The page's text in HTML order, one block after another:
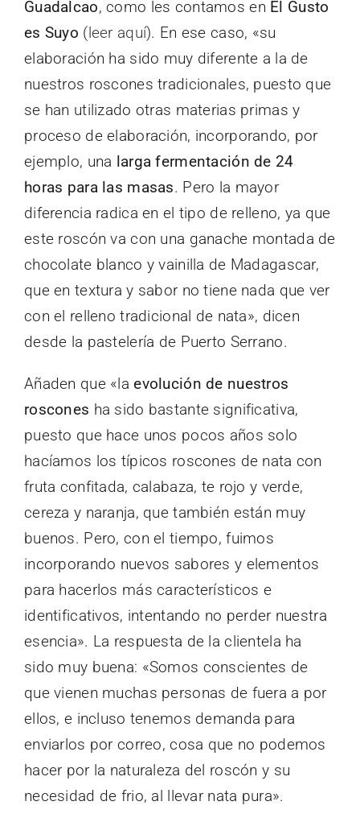
Guadalcao, como les contamos en El Gusto
es Suyo (leer aquí). En ese caso, «su
elaboración ha sido muy diferente a la de
nuestros roscones tradicionales, puesto que
se han utilizado otras materias primas y
proceso de elaboración, incorporando, por
ejemplo, una larga fermentación de 24
horas para las masas. Pero la mayor
diferencia radica en el tipo de relleno, ya que
este roscón va con una ganache montada de
chocolate blanco y vainilla de Madagascar,
que en textura y sabor no tiene nada que ver
con el relleno tradicional de nata», dicen
desde la pastelería de Puerto Serrano.
Añaden que «laevolución de nuestros
roscones ha sido bastante significativa,
puesto que hace unos pocos años solo
hacíamos los típicos roscones de nata con
fruta confitada, calabaza, te rojo y verde,
cereza y naranja, que también están muy
buenos. Pero, con el tiempo, fuimos
incorporando nuevos sabores y elementos
para hacerlos más característicos e
identificativos, intentando no perder nuestra
esencia». La respuesta de la clientela ha
sido muy buena: «Somos conscientes de
que vienen muchas personas de fuera a por
ellos, e incluso tenemos demanda para
enviarlos por correo, cosa que no podemos
hacer por la naturaleza del roscón y su
necesidad de frio, al llevar nata pura».